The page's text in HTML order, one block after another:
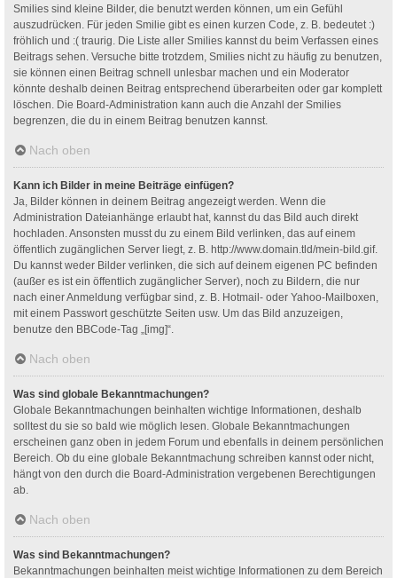
Smilies sind kleine Bilder, die benutzt werden können, um ein Gefühl
auszudrücken. Für jeden Smilie gibt es einen kurzen Code, z. B. bedeutet :)
fröhlich und :( traurig. Die Liste aller Smilies kannst du beim Verfassen eines
Beitrags sehen. Versuche bitte trotzdem, Smilies nicht zu häufig zu benutzen,
sie können einen Beitrag schnell unlesbar machen und ein Moderator
könnte deshalb deinen Beitrag entsprechend überarbeiten oder gar komplett
löschen. Die Board-Administration kann auch die Anzahl der Smilies
begrenzen, die du in einem Beitrag benutzen kannst.
Nach oben
Kann ich Bilder in meine Beiträge einfügen?
Ja, Bilder können in deinem Beitrag angezeigt werden. Wenn die
Administration Dateianhänge erlaubt hat, kannst du das Bild auch direkt
hochladen. Ansonsten musst du zu einem Bild verlinken, das auf einem
öffentlich zugänglichen Server liegt, z. B. http://www.domain.tld/mein-bild.gif.
Du kannst weder Bilder verlinken, die sich auf deinem eigenen PC befinden
(außer es ist ein öffentlich zugänglicher Server), noch zu Bildern, die nur
nach einer Anmeldung verfügbar sind, z. B. Hotmail- oder Yahoo-Mailboxen,
mit einem Passwort geschützte Seiten usw. Um das Bild anzuzeigen,
benutze den BBCode-Tag „[img]“.
Nach oben
Was sind globale Bekanntmachungen?
Globale Bekanntmachungen beinhalten wichtige Informationen, deshalb
solltest du sie so bald wie möglich lesen. Globale Bekanntmachungen
erscheinen ganz oben in jedem Forum und ebenfalls in deinem persönlichen
Bereich. Ob du eine globale Bekanntmachung schreiben kannst oder nicht,
hängt von den durch die Board-Administration vergebenen Berechtigungen
ab.
Nach oben
Was sind Bekanntmachungen?
Bekanntmachungen beinhalten meist wichtige Informationen zu dem Bereich